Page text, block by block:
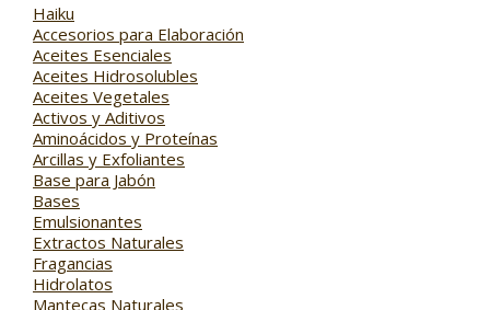
Haiku
Accesorios para Elaboración
Aceites Esenciales
Aceites Hidrosolubles
Aceites Vegetales
Activos y Aditivos
Aminoácidos y Proteínas
Arcillas y Exfoliantes
Base para Jabón
Bases
Emulsionantes
Extractos Naturales
Fragancias
Hidrolatos
Mantecas Naturales